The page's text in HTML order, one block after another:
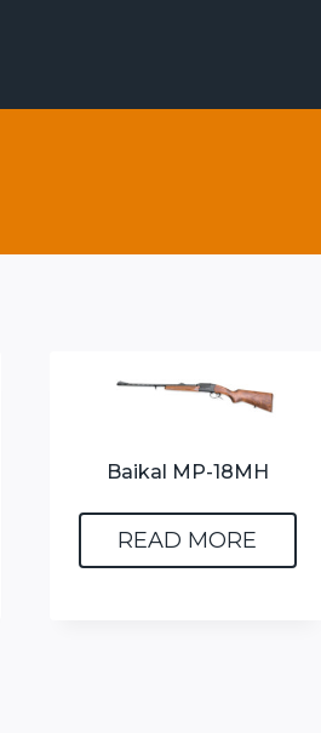
Baikal MP-18MH
READ MORE